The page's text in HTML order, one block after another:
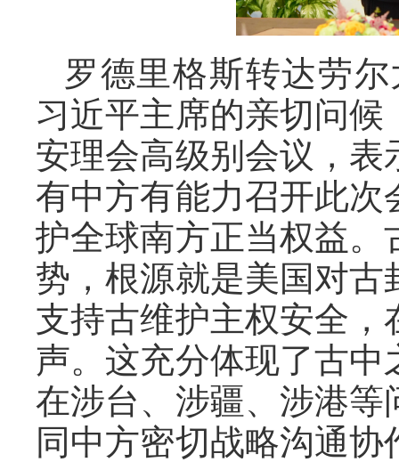
罗德里格斯转达劳
习近平主席的亲切问
安理会高级别会议，
有中方有能力召开此
护全球南方正当权益
势，根源就是美国对
支持古维护主权安全
声。这充分体现了古
在涉台、涉疆、涉港
同中方密切战略沟通